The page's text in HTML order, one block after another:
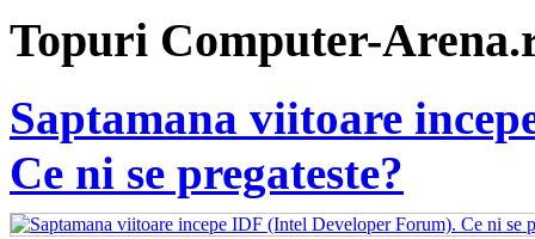
Topuri Computer-
Saptamana viitoare
Ce ni se pregateste?